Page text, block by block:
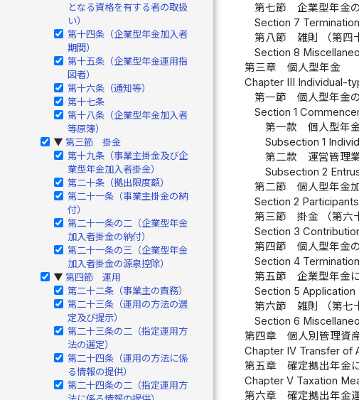
となる資格を有する者の取扱
い）
第十四条（企業型年金加入者
期間）
第十五条（企業型年金運用指
図者）
第十六条（通知等）
第十七条
第十八条（企業型年金加入者
等原簿）
▶ 第三節 掛金
第十九条（事業主掛金及び企
業型年金加入者掛金）
第二十条（拠出限度額）
第二十一条（事業主掛金の納
付）
第二十一条の二（企業型年金
加入者掛金の納付）
第二十一条の三（企業型年金
加入者掛金の源泉控除）
▶ 第四節 運用
第二十二条（事業主の責務）
第二十三条（運用の方法の選
定及び提示）
第二十三条の二（指定運用方
法の選定）
第二十四条（運用の方法に係
る情報の提供）
第二十四条の二（指定運用方
第七節 企業型年金
Section 7
第八節 雑則 （第四
Section 8
第三章 個人型年金
Chapter III Individual-
第一節 個人型年金
Section 1
第一款 個人型年
Subsection 1
第二款 運営管理業
Subsection 2
第二節 個人型年金
Section 2
第三節 掛金 （第六
Section 3
第四節 個人型年金の
Section 4
第五節 企業型年金に
Section 5
第六節 雑則 （第七
Section 6
第四章 個人別管理資
Chapter IV Transfer of
第五章 確定拠出年金
Chapter V Taxation
第六章 確定拠出年金